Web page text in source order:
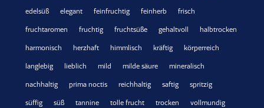
edelsüß elegant feinfruchtig feinherb frisch
fruchtaromen fruchtig fruchtsüße gehaltvoll halbtrocken
harmonisch herzhaft himmlisch kräftig körperreich
langlebig lieblich mild milde säure mineralisch
nachhaltig prima noctis reichhaltig saftig spritzig
süffig süß tannine tolle frucht trocken vollmundig